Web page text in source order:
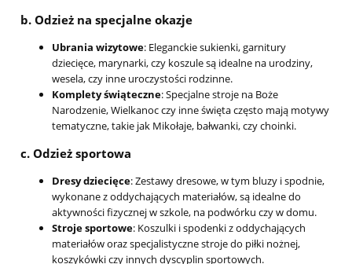
b. Odzież na specjalne okazje
Ubrania wizytowe: Eleganckie sukienki, garnitury
dziecięce, marynarki, czy koszule są idealne na urodziny,
wesela, czy inne uroczystości rodzinne.
Komplety świąteczne: Specjalne stroje na Boże
Narodzenie, Wielkanoc czy inne święta często mają motywy
tematyczne, takie jak Mikołaje, bałwanki, czy choinki.
c. Odzież sportowa
Dresy dziecięce: Zestawy dresowe, w tym bluzy i spodnie,
wykonane z oddychających materiałów, są idealne do
aktywności fizycznej w szkole, na podwórku czy w domu.
Stroje sportowe: Koszulki i spodenki z oddychających
materiałów oraz specjalistyczne stroje do piłki nożnej,
koszykówki czy innych dyscyplin sportowych.